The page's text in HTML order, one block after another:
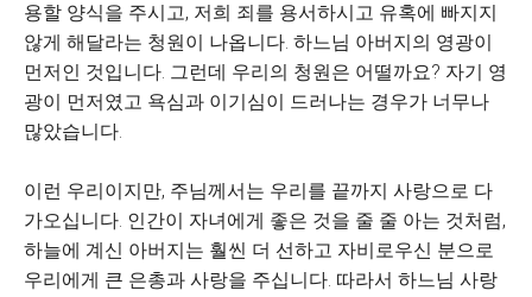
용할 양식을 주시고, 저희 죄를 용서하시고 유혹에 빠지지
않게 해달라는 청원이 나옵니다. 하느님 아버지의 영광이
먼저인 것입니다. 그런데 우리의 청원은 어떨까요? 자기 영
광이 먼저였고 욕심과 이기심이 드러나는 경우가 너무나
많았습니다.
이런 우리이지만, 주님께서는 우리를 끝까지 사랑으로 다
가오십니다. 인간이 자녀에게 좋은 것을 줄 줄 아는 것처럼,
하늘에 계신 아버지는 훨씬 더 선하고 자비로우신 분으로
우리에게 큰 은총과 사랑을 주십니다. 따라서 하느님 사랑